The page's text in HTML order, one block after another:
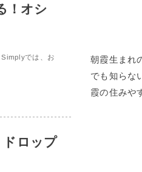
！オシ
では、お
ドロップ
朝霞生まれ
でも知らな
霞の住みや